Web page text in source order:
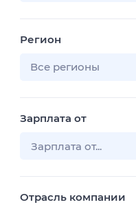
Регион
Все регионы
Зарплата от
Отрасль компании